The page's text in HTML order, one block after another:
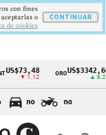
▼ 1.12
US$3342,60
▲ 8.20
no no
con fines
o
de cookies
CONTINUAR